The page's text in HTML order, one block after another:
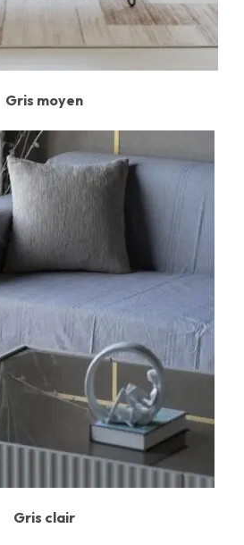
Gris moyen
Gris clair